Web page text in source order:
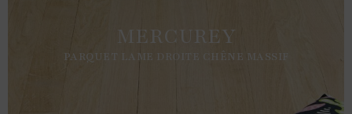
MERCUREY
PARQUET LAME DROITE CHÊNE MASSIF